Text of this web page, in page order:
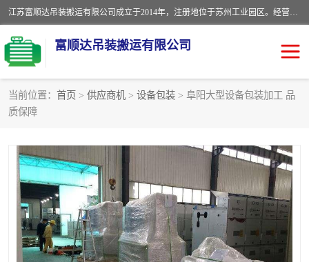
江苏富顺达吊装搬运有限公司成立于2014年，注册地位于苏州工业园区。经营范围包括起重吊装、搬运装卸服务；叉车、吊车租赁；水电安装；机电工程施工及维护；机电设备安装；家政服务、保洁服务。苏州搬运公司，苏州叉车出租，苏州吊车出租，苏州工厂设备搬运，专业设备吊装服务。
富顺达吊装搬运有限公司
当前位置： 首页 > 供应商机 > 设备包装 > 阜阳大型设备包装加工 品
质保障
苏州设备搬运吊装服务
工厂搬迁公司 设备包装
设备定位移位 起重吊装
设备搬运 吊装公司
工厂设备搬运 专业设备吊装服务